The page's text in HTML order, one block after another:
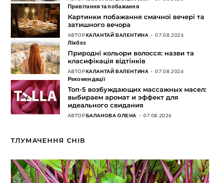
Привітання та побажання
Картинки побажання смачної вечері та
затишного вечора
АВТОРКАЛАНТАЙ ВАЛЕНТИНА 07.08.2026
Лікбез
Природні кольори волосся: назви та
класифікація відтінків
АВТОРКАЛАНТАЙ ВАЛЕНТИНА 07.08.2026
Рекомендації
Топ-5 возбуждающих массажных масел:
выбираем аромат и эффект для
идеального свидания
АВТОРБАЛАНОВА ОЛЕНА 07.08.2026
ТЛУМАЧЕННЯ СНІВ